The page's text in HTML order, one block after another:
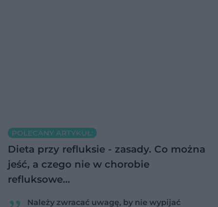
POLECANY ARTYKUŁ:
Dieta przy refluksie - zasady. Co można
jeść, a czego nie w chorobie
refluksowe…
Należy zwracać uwagę, by nie wypijać